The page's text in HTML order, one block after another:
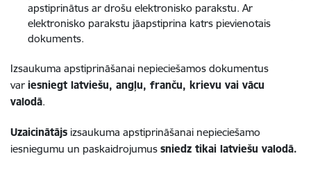
apstiprinātus ar drošu elektronisko parakstu. Ar
elektronisko parakstu jāapstiprina katrs pievienotais
dokuments.
Izsaukuma apstiprināšanai nepieciešamos dokumentus
var iesniegt latviešu, angļu, franču, krievu vai vācu
valodā.
Uzaicinātājs izsaukuma apstiprināšanai nepieciešamo
iesniegumu un paskaidrojumus sniedz tikai latviešu valodā.